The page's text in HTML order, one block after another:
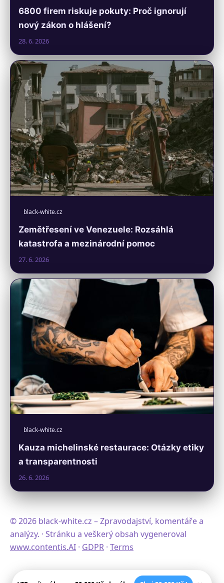
6800 firem riskuje pokuty: Proč ignorují
nový zákon o hlášení?
28. 6. 2026
black-white.cz
Zemětřesení ve Venezuele: Rozsáhlá
katastrofa a mezinárodní pomoc
27. 6. 2026
black-white.cz
Kauza michelinské restaurace: Otázky etiky
a transparentnosti
26. 6. 2026
© 2026 black-white.cz – Zpravodajství, komentáře a
analýzy. · Stránku a veškerý obsah vygeneroval
www.contentis.AI · GDPR · Terms